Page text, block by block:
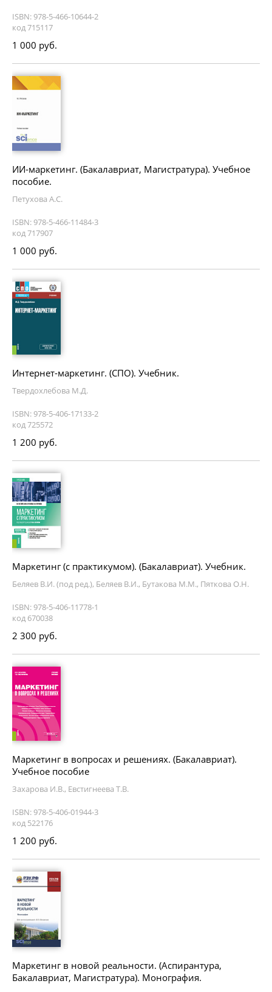
ISBN: 978-5-466-10644-2
код 715117
1 000 руб.
ИИ-маркетинг. (Бакалавриат, Магистратура). Учебное
пособие.
Петухова А.С.
ISBN: 978-5-466-11484-3
код 717907
1 000 руб.
Интернет-маркетинг. (СПО). Учебник.
Твердохлебова М.Д.
ISBN: 978-5-406-17133-2
код 725572
1 200 руб.
Маркетинг (с практикумом). (Бакалавриат). Учебник.
Беляев В.И. (под ред.), Беляев В.И., Бутакова М.М., Пяткова О.Н.
ISBN: 978-5-406-11778-1
код 670038
2 300 руб.
Маркетинг в вопросах и решениях. (Бакалавриат).
Учебное пособие
Захарова И.В., Евстигнеева Т.В.
ISBN: 978-5-406-01944-3
код 522176
1 200 руб.
Маркетинг в новой реальности. (Аспирантура,
Бакалавриат, Магистратура). Монография.